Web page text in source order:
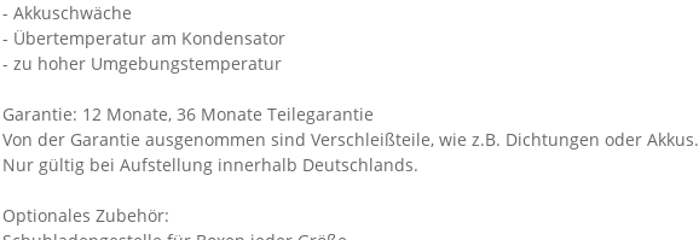
- Akkuschwäche
- Übertemperatur am Kondensator
- zu hoher Umgebungstemperatur
Garantie: 12 Monate, 36 Monate Teilegarantie
Von der Garantie ausgenommen sind Verschleißteile, wie z.B. Dichtungen oder Akkus.
Nur gültig bei Aufstellung innerhalb Deutschlands.
Optionales Zubehör: